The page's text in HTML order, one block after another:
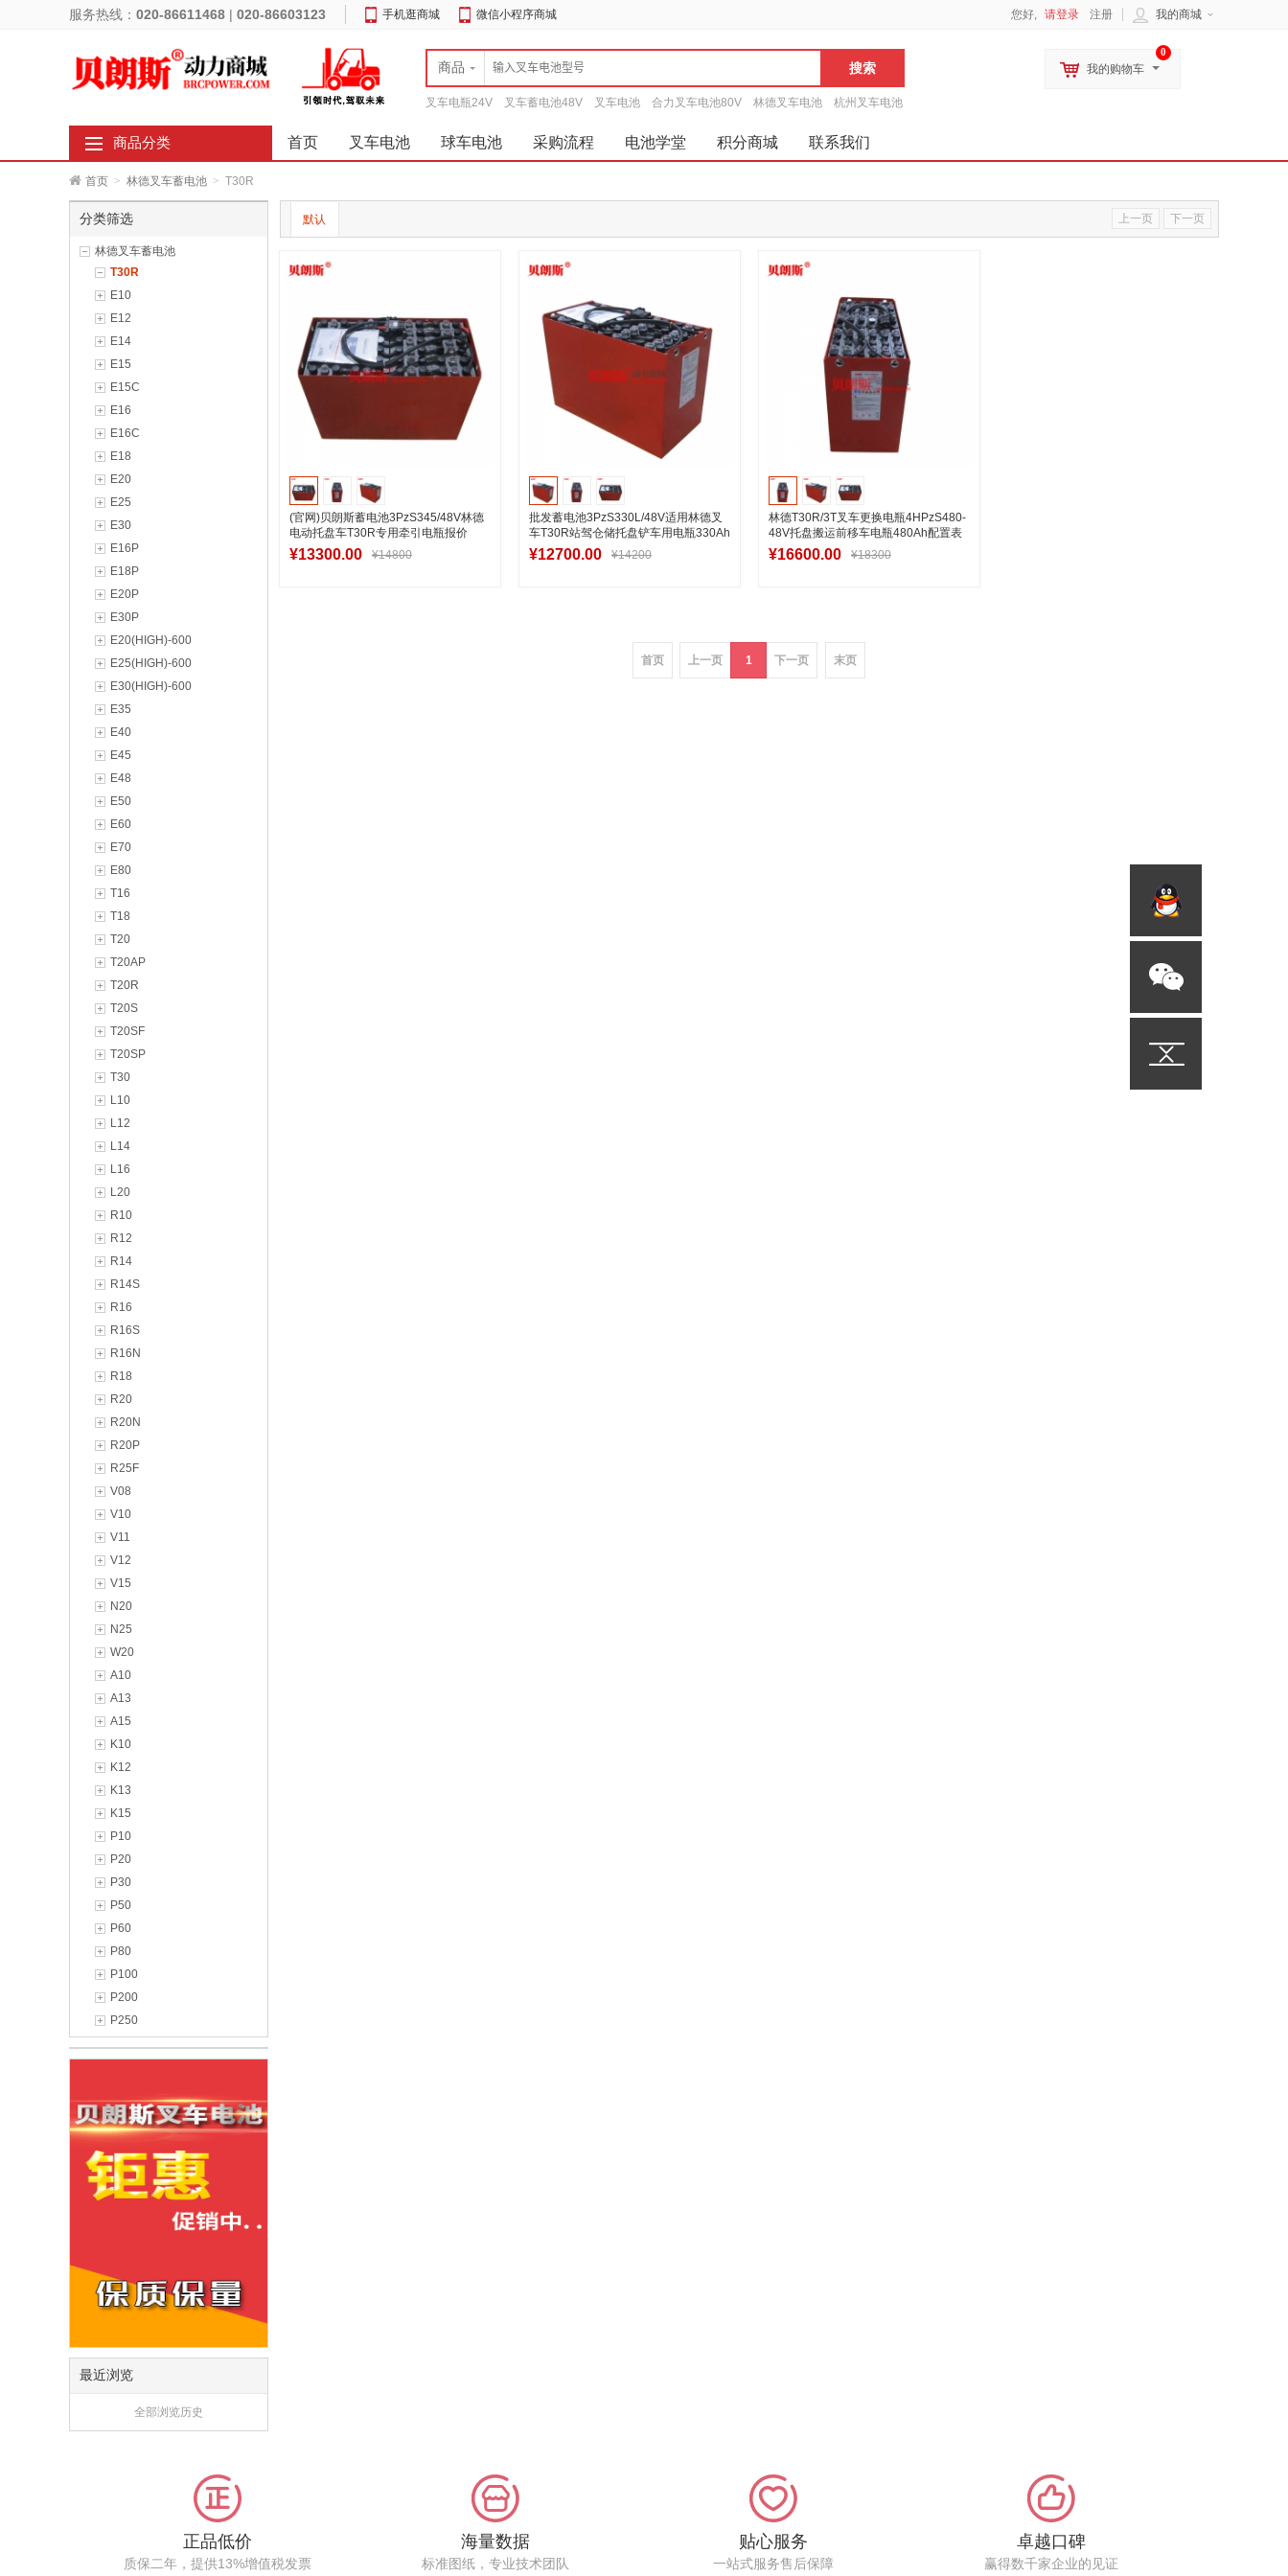
服务热线： 020-86611468 | 020-86603123 手机逛商城 微信小程序商城 我的商城
您好, 请登录 注册
商品
叉车电瓶24V 叉车蓄电池48V 叉车电池 合力叉车电池80V 林德叉车电池 杭州叉车电池
0
我的购物车
商品分类 首页 叉车电池 球车电池 采购流程 电池学堂 积分商城 联系我们
首页 > 林德叉车蓄电池 > T30R
分类筛选
林德叉车蓄电池
T30R
E10
E12
E14
E15
E15C
E16
E16C
E18
E20
E25
E30
E16P
E18P
E20P
E30P
E20(HIGH)-600
E25(HIGH)-600
E30(HIGH)-600
E35
E40
E45
E48
E50
E60
E70
E80
T16
T18
T20
T20AP
T20R
T20S
T20SF
T20SP
T30
L10
L12
L14
L16
L20
R10
R12
R14
R14S
R16
R16S
R16N
R18
R20
R20N
R20P
R25F
V08
V10
V11
V12
V15
N20
N25
W20
A10
A13
A15
K10
K12
K13
K15
P10
P20
P30
P50
P60
P80
P100
P200
P250
最近浏览
全部浏览历史
上一页 下一页
默认
(官网)贝朗斯蓄电池3PzS345/48V林德
电动托盘车T30R专用牵引电瓶报价
¥13300.00 ¥14800
批发蓄电池3PzS330L/48V适用林德叉
车T30R站驾仓储托盘铲车用电瓶330Ah
¥12700.00 ¥14200
林德T30R/3T叉车更换电瓶4HPzS480-
48V托盘搬运前移车电瓶480Ah配置表
¥16600.00 ¥18300
首页 上一页 1 下一页 末页
正品低价
质保二年，提供13%增值税发票
海量数据
标准图纸，专业技术团队
贴心服务
一站式服务售后保障
卓越口碑
赢得数千家企业的见证